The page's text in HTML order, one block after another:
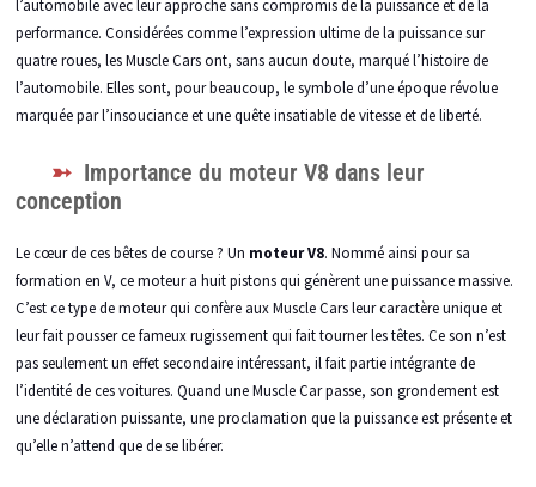
l’automobile avec leur approche sans compromis de la puissance et de la
performance. Considérées comme l’expression ultime de la puissance sur
quatre roues, les Muscle Cars ont, sans aucun doute, marqué l’histoire de
l’automobile. Elles sont, pour beaucoup, le symbole d’une époque révolue
marquée par l’insouciance et une quête insatiable de vitesse et de liberté.
Importance du moteur V8 dans leur
conception
Le cœur de ces bêtes de course ? Un moteur V8. Nommé ainsi pour sa
formation en V, ce moteur a huit pistons qui génèrent une puissance massive.
C’est ce type de moteur qui confère aux Muscle Cars leur caractère unique et
leur fait pousser ce fameux rugissement qui fait tourner les têtes. Ce son n’est
pas seulement un effet secondaire intéressant, il fait partie intégrante de
l’identité de ces voitures. Quand une Muscle Car passe, son grondement est
une déclaration puissante, une proclamation que la puissance est présente et
qu’elle n’attend que de se libérer.